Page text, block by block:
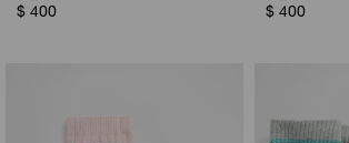
$ 400
$ 400